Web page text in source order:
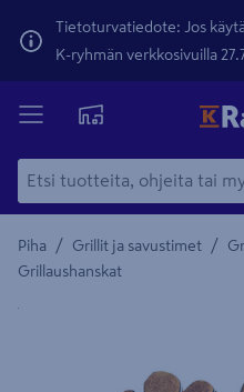
Tietoturvatiedote: Jos
K-ryhmän verkkosivuilla
Piha / Grillit ja savustimet /
Grillaushanskat
Yksityiskohtainen kuvaus